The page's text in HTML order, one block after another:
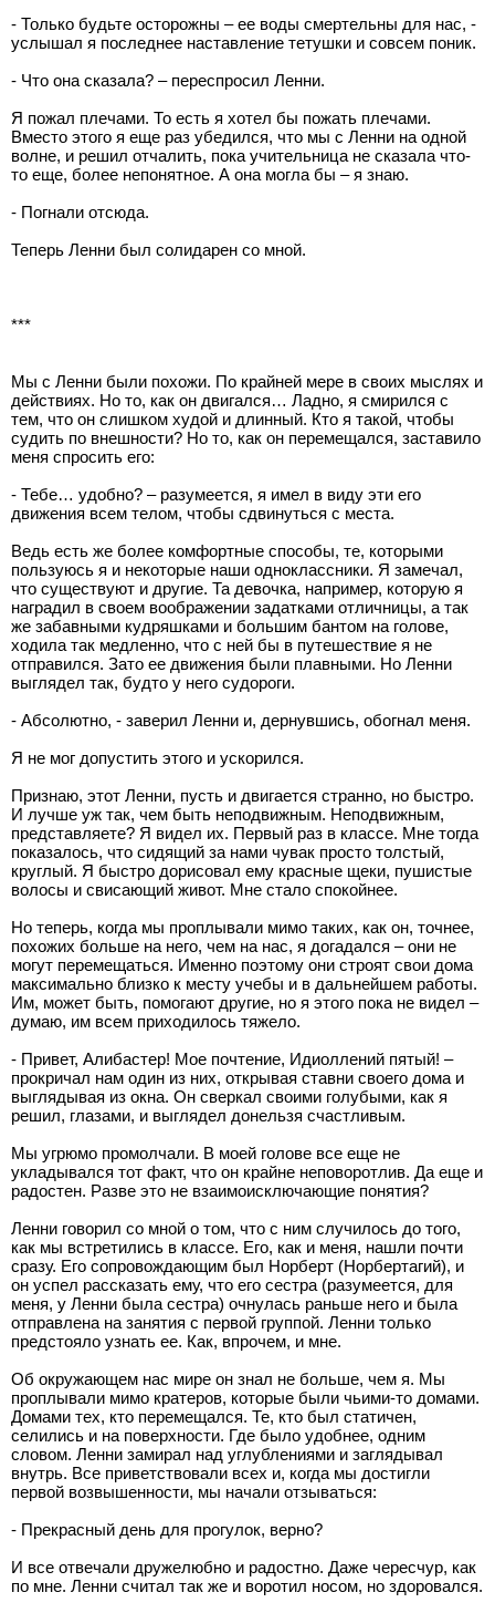
- Только будьте осторожны – ее воды смертельны для нас, -
услышал я последнее наставление тетушки и совсем поник.
- Что она сказала? – переспросил Ленни.
Я пожал плечами. То есть я хотел бы пожать плечами.
Вместо этого я еще раз убедился, что мы с Ленни на одной
волне, и решил отчалить, пока учительница не сказала что-
то еще, более непонятное. А она могла бы – я знаю.
- Погнали отсюда.
Теперь Ленни был солидарен со мной.
***
Мы с Ленни были похожи. По крайней мере в своих мыслях и
действиях. Но то, как он двигался… Ладно, я смирился с
тем, что он слишком худой и длинный. Кто я такой, чтобы
судить по внешности? Но то, как он перемещался, заставило
меня спросить его:
- Тебе… удобно? – разумеется, я имел в виду эти его
движения всем телом, чтобы сдвинуться с места.
Ведь есть же более комфортные способы, те, которыми
пользуюсь я и некоторые наши одноклассники. Я замечал,
что существуют и другие. Та девочка, например, которую я
наградил в своем воображении задатками отличницы, а так
же забавными кудряшками и большим бантом на голове,
ходила так медленно, что с ней бы в путешествие я не
отправился. Зато ее движения были плавными. Но Ленни
выглядел так, будто у него судороги.
- Абсолютно, - заверил Ленни и, дернувшись, обогнал меня.
Я не мог допустить этого и ускорился.
Признаю, этот Ленни, пусть и двигается странно, но быстро.
И лучше уж так, чем быть неподвижным. Неподвижным,
представляете? Я видел их. Первый раз в классе. Мне тогда
показалось, что сидящий за нами чувак просто толстый,
круглый. Я быстро дорисовал ему красные щеки, пушистые
волосы и свисающий живот. Мне стало спокойнее.
Но теперь, когда мы проплывали мимо таких, как он, точнее,
похожих больше на него, чем на нас, я догадался – они не
могут перемещаться. Именно поэтому они строят свои дома
максимально близко к месту учебы и в дальнейшем работы.
Им, может быть, помогают другие, но я этого пока не видел –
думаю, им всем приходилось тяжело.
- Привет, Алибастер! Мое почтение, Идиоллений пятый! –
прокричал нам один из них, открывая ставни своего дома и
выглядывая из окна. Он сверкал своими голубыми, как я
решил, глазами, и выглядел донельзя счастливым.
Мы угрюмо промолчали. В моей голове все еще не
укладывался тот факт, что он крайне неповоротлив. Да еще и
радостен. Разве это не взаимоисключающие понятия?
Ленни говорил со мной о том, что с ним случилось до того,
как мы встретились в классе. Его, как и меня, нашли почти
сразу. Его сопровождающим был Норберт (Норбертагий), и
он успел рассказать ему, что его сестра (разумеется, для
меня, у Ленни была сестра) очнулась раньше него и была
отправлена на занятия с первой группой. Ленни только
предстояло узнать ее. Как, впрочем, и мне.
Об окружающем нас мире он знал не больше, чем я. Мы
проплывали мимо кратеров, которые были чьими-то домами.
Домами тех, кто перемещался. Те, кто был статичен,
селились и на поверхности. Где было удобнее, одним
словом. Ленни замирал над углублениями и заглядывал
внутрь. Все приветствовали всех и, когда мы достигли
первой возвышенности, мы начали отзываться:
- Прекрасный день для прогулок, верно?
И все отвечали дружелюбно и радостно. Даже чересчур, как
по мне. Ленни считал так же и воротил носом, но здоровался.